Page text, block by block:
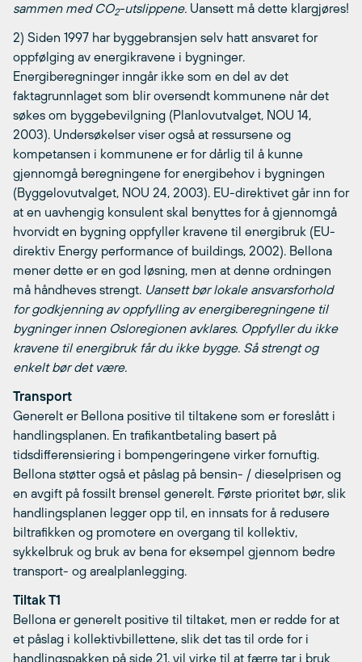
sammen med CO2-utslippene. Uansett må dette klargjøres!
2) Siden 1997 har byggebransjen selv hatt ansvaret for
oppfølging av energikravene i bygninger.
Energiberegninger inngår ikke som en del av det
faktagrunnlaget som blir oversendt kommunene når det
søkes om byggebevilgning (Planlovutvalget, NOU 14,
2003). Undersøkelser viser også at ressursene og
kompetansen i kommunene er for dårlig til å kunne
gjennomgå beregningene for energibehov i bygningen
(Byggelovutvalget, NOU 24, 2003). EU-direktivet går inn for
at en uavhengig konsulent skal benyttes for å gjennomgå
hvorvidt en bygning oppfyller kravene til energibruk (EU-
direktiv Energy performance of buildings, 2002). Bellona
mener dette er en god løsning, men at denne ordningen
må håndheves strengt. Uansett bør lokale ansvarsforhold
for godkjenning av oppfylling av energiberegningene til
bygninger innen Osloregionen avklares. Oppfyller du ikke
kravene til energibruk får du ikke bygge. Så strengt og
enkelt bør det være.
Transport
Generelt er Bellona positive til tiltakene som er foreslått i
handlingsplanen. En trafikantbetaling basert på
tidsdifferensiering i bompengeringene virker fornuftig.
Bellona støtter også et påslag på bensin- / dieselprisen og
en avgift på fossilt brensel generelt. Første prioritet bør, slik
handlingsplanen legger opp til, en innsats for å redusere
biltrafikken og promotere en overgang til kollektiv,
sykkelbruk og bruk av bena for eksempel gjennom bedre
transport- og arealplanlegging.
Tiltak T1
Bellona er generelt positive til tiltaket, men er redde for at
et påslag i kollektivbillettene, slik det tas til orde for i
handlingspakken på side 21, vil virke til at færre tar i bruk